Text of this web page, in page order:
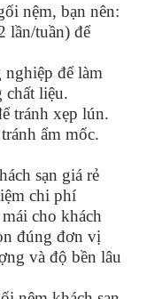
nệm, bạn nên:
lần/tuần) để
để làm
chất liệu.
tránh xẹp lún.
ẩm mốc.
sạn giá rẻ
chi phí
cho khách
đúng đơn vị
và độ bền lâu